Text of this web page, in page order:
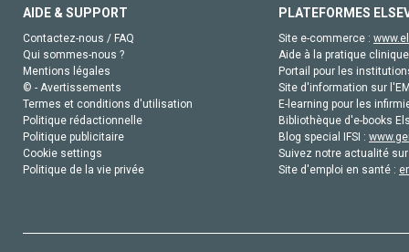
AIDE & SUPPORT
Contactez-nous / FAQ
Qui sommes-nous ?
Mentions légales
© - Avertissements
Termes et conditions d'utilisation
Politique rédactionnelle
Politique publicitaire
Cookie settings
Politique de la vie privée
PLATEFORMES
Site e-commerce :
Aide à la pratique
Portail pour les
Site d'information sur
E-learning pour les
Bibliothèque d'e-books
Blog special IFSI :
Suivez notre actualité
Site d'emploi en santé :